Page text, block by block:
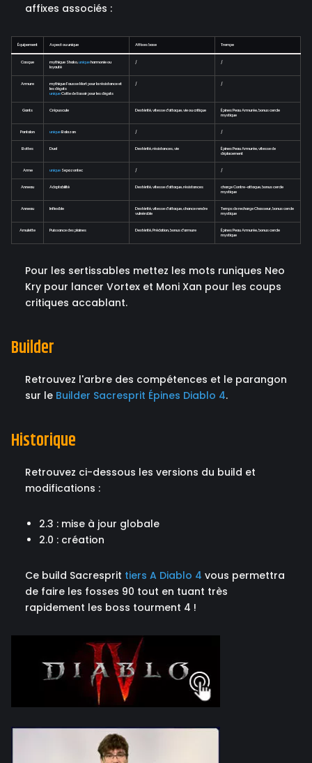
affixes associés :
Équipement Aspect ou unique Affixes base Trempe
Casque mythique Shako,uniqueharmonie ou
loyauté
/ /
Armure
mythique Fausse Mort pour la résistance et
les dégats
uniqueCotte de Rasoir pour les dégats
/ /
Gants Crépuscule Dextérité, vitesse d'attaque, vie ou critique
Épines Peau Armurée, bonus cercle
mystique
Pantalon uniqueBalazan / /
Bottes Duel Dextérité, résistances, vie
Épines Peau Armurée, vitesse de
déplacement
Arme unique Sepazontec / /
Anneau Adaptabilité Dextérité, vitesse d'attaque, résistances
charge Contre-attaque, bonus cercle
mystique
Anneau Inflexible
Dextérité, vitesse d'attaque, chance rendre
vulnérable
Temps de recharge Chasseur, bonus cercle
mystique
Amulette Puissance des plaines Dextérité, Prédation, bonus d'armure
Épines Peau Armurée, bonus cercle
mystique
Pour les sertissables mettez les mots runiques Neo
Kry pour lancer Vortex et Moni Xan pour les coups
critiques accablant.
Builder
Retrouvez l'arbre des compétences et le parangon
sur le Builder Sacresprit Épines Diablo 4.
Historique
Retrouvez ci-dessous les versions du build et
modifications :
2.3 : mise à jour globale
2.0 : création
Ce build Sacresprit tiers A Diablo 4 vous permettra
de faire les fosses 90 tout en tuant très
rapidement les boss tourment 4 !